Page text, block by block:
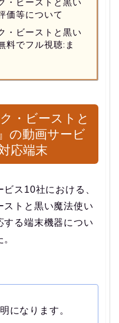
価等について
・ビーストと黒い
料でフル視聴:ま
・ビーストと
の動画サービ
応端末
ス10社における、
ストと黒い魔法使い
する端末機器につい
になります。